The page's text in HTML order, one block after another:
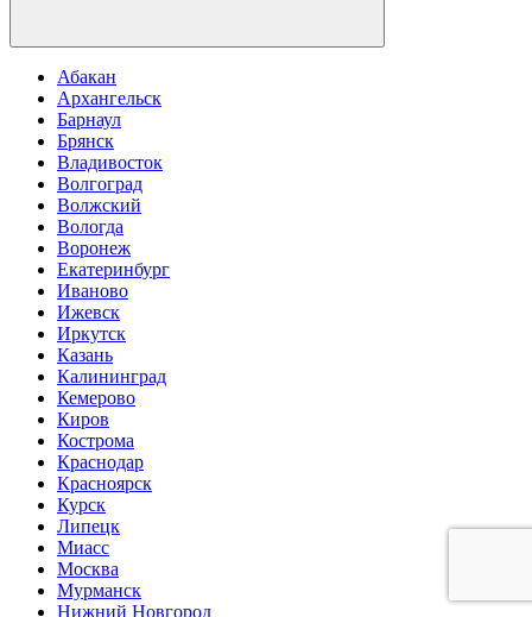
Абакан
Архангельск
Барнаул
Брянск
Владивосток
Волгоград
Волжский
Вологда
Воронеж
Екатеринбург
Иваново
Ижевск
Иркутск
Казань
Калининград
Кемерово
Киров
Кострома
Краснодар
Красноярск
Курск
Липецк
Миасс
Москва
Мурманск
Нижний Новгород